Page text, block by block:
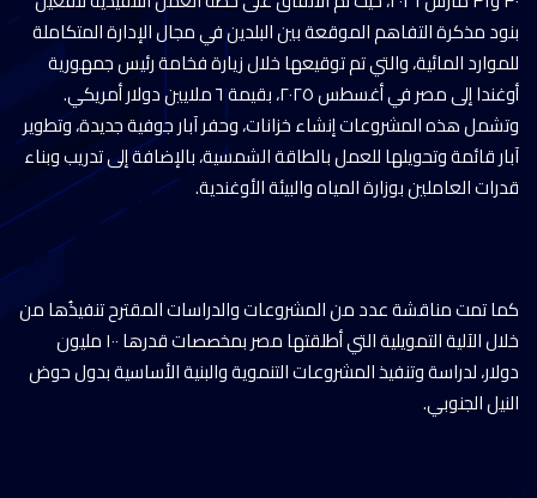
بنود مذكرة التفاهم الموقعة بين البلدين في مجال الإدارة المتكاملة
للموارد المائية، والتي تم توقيعها خلال زيارة فخامة رئيس جمهورية
أوغندا إلى مصر في أغسطس ٢٠٢٥، بقيمة ٦ ملايين دولار أمريكي.
وتشمل هذه المشروعات إنشاء خزانات، وحفر آبار جوفية جديدة، وتطوير
آبار قائمة وتحويلها للعمل بالطاقة الشمسية، بالإضافة إلى تدريب وبناء
قدرات العاملين بوزارة المياه والبيئة الأوغندية.
كما تمت مناقشة عدد من المشروعات والدراسات المقترح تنفيذُها من
خلال الآلية التمويلية التي أطلقتها مصر بمخصصات قدرها ١٠٠ مليون
دولار، لدراسة وتنفيذ المشروعات التنموية والبنية الأساسية بدول حوض
النيل الجنوبي.